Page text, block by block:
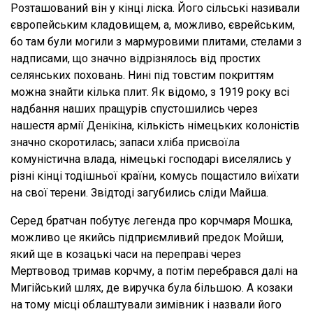
Розташований він у кінці ліска. Його сільські називали
європейським кладовищем, а, можливо, єврейським,
бо там були могили з мармуровими плитами, стелами з
надписами, що значно відрізнялось від простих
селянських поховань. Нині під товстим покриттям
можна знайти кілька плит. Як відомо, з 1919 року всі
надбання наших пращурів спустошились через
нашестя армії Денікіна, кількість німецьких колоністів
значно скоротилась; запаси хліба присвоїла
комуністична влада, німецькі господарі виселялись у
різні кінці тодішньої країни, комусь пощастило виїхати
на свої терени. Звідтоді загубились сліди Майша.
Серед братчан побутує легенда про корчмаря Мошка,
можливо це якийсь підприємливий предок Мойши,
який ще в козацькі часи на переправі через
Мертвовод тримав корчму, а потім перебрався далі на
Мигійський шлях, де виручка була більшою. А козаки
на тому місці облаштували зимівник і назвали його